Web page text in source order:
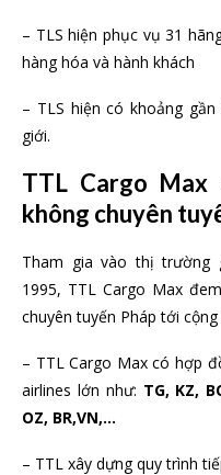
– TLS hiện phục vụ 31
hàng hóa và hành khách
– TLS hiện có khoảng
giới.
TTL Cargo
không chuyên
Tham gia vào thị trường
1995, TTL Cargo Max
chuyên tuyến Pháp tới
– TTL Cargo Max có hợp
airlines lớn như: TG, KZ,
OZ, BR,VN,…
– TTL xây dựng quy trình